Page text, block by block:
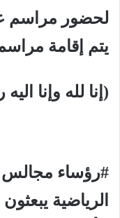
لحضور مراسم
يتم إقامة
(إنا لله وإنا
#رؤساء مجالس
الرياضية